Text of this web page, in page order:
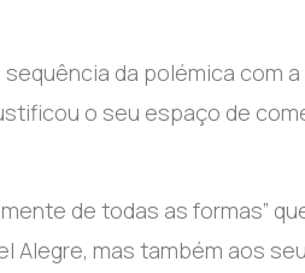
da polémica com
o seu espaço de
de todas as formas”
mas também aos